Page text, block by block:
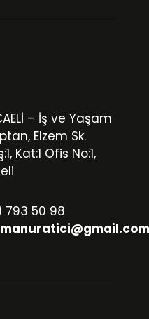
– İş ve Yaşam
Elzem Sk.
Kat:1 Ofis No:1,
793 50 98